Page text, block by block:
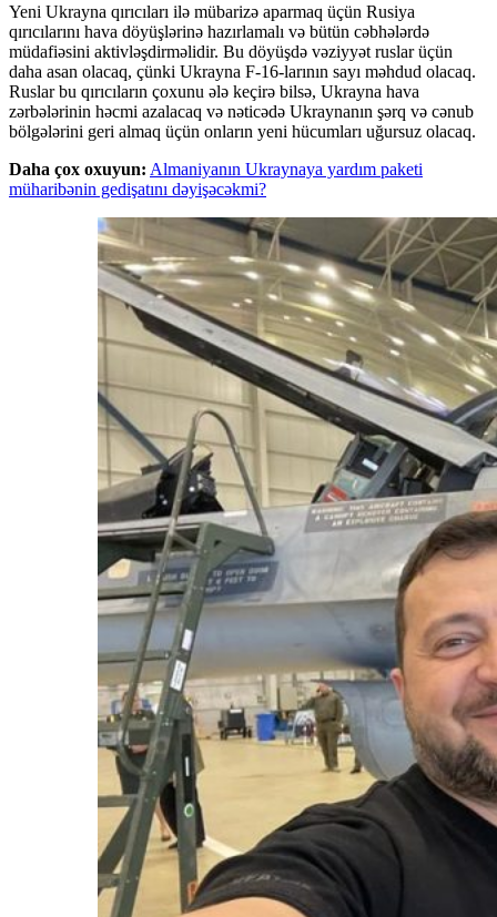
Yeni Ukrayna qırıcıları ilə mübarizə aparmaq üçün Rusiya
qırıcılarını hava döyüşlərinə hazırlamalı və bütün cəbhələrdə
müdafiəsini aktivləşdirməlidir. Bu döyüşdə vəziyyət ruslar üçün
daha asan olacaq, çünki Ukrayna F-16-larının sayı məhdud olacaq.
Ruslar bu qırıcıların çoxunu ələ keçirə bilsə, Ukrayna hava
zərbələrinin həcmi azalacaq və nəticədə Ukraynanın şərq və cənub
bölgələrini geri almaq üçün onların yeni hücumları uğursuz olacaq.
Daha çox oxuyun: Almaniyanın Ukraynaya yardım paketi
müharibənin gedişatını dəyişəcəkmi?